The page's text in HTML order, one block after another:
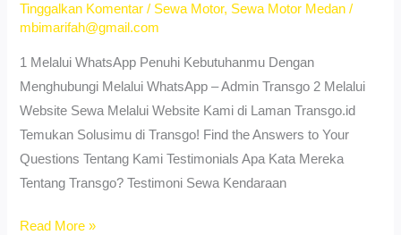
Medan
Praktis
&
Murah
Tinggalkan Komentar / Sewa Motor, Sewa Motor Medan /
mbimarifah@gmail.com
1 Melalui WhatsApp Penuhi Kebutuhanmu Dengan
Menghubungi Melalui WhatsApp – Admin Transgo 2 Melalui
Website Sewa Melalui Website Kami di Laman Transgo.id
Temukan Solusimu di Transgo! Find the Answers to Your
Questions Tentang Kami Testimonials Apa Kata Mereka
Tentang Transgo? Testimoni Sewa Kendaraan
Sewa
Read More »